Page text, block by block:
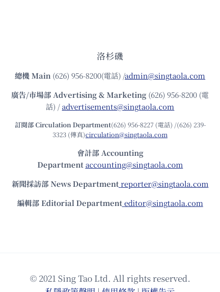
洛杉磯
總機Main (626) 956-8200(電話) /admin@singtaola.com
廣告/市場部Advertising & Marketing (626) 956-8200 (電
話) /advertisements@singtaola.com
訂閱部 Circulation Department(626) 956-8227 (電話) /(626) 239-
3323 (傳真)circulation@singtaola.com
會計部 Accounting
Department accounting@singtaola.com
新聞採訪部 News Department reporter@singtaola.com
編輯部 Editorial Department editor@singtaola.com
© 2021 Sing Tao Ltd. All rights reserved.